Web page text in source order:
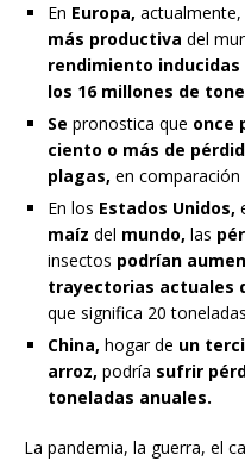
En Europa, actualmente,
más productiva del
rendimiento
los 16 millones de
Se pronostica que once
ciento o más de
plagas, en comparación
En los Estados Unidos,
maíz del mundo, las
insectos podrían
trayectorias actuales
que significa 20
China, hogar de un
arroz, podría sufrir
toneladas anuales.
La pandemia, la guerra, el